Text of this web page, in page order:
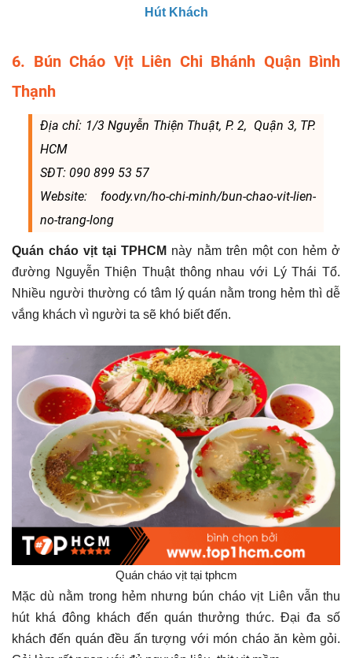
Hút Khách
6. Bún Cháo Vịt Liên Chi Bhánh Quận Bình
Thạnh
Địa chỉ: 1/3 Nguyễn Thiện Thuật, P. 2, Quận 3, TP.
HCM
SĐT: 090 899 53 57
Website: foody.vn/ho-chi-minh/bun-chao-vit-lien-
no-trang-long
Quán cháo vịt tại TPHCM này nằm trên một con hẻm ở
đường Nguyễn Thiện Thuật thông nhau với Lý Thái Tổ.
Nhiều người thường có tâm lý quán nằm trong hẻm thì dễ
vắng khách vì người ta sẽ khó biết đến.
Quán cháo vịt tại tphcm
Mặc dù nằm trong hẻm nhưng bún cháo vịt Liên vẫn thu
hút khá đông khách đến quán thưởng thức. Đại đa số
khách đến quán đều ấn tượng với món cháo ăn kèm gỏi.